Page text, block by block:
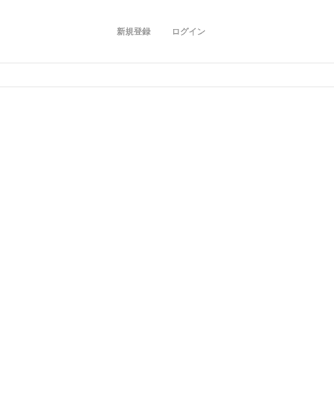
ログイン
新規登録